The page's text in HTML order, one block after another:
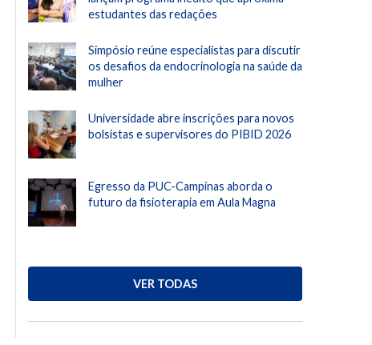
estudantes das redações
Simpósio reúne especialistas para discutir
os desafios da endocrinologia na saúde da
mulher
Universidade abre inscrições para novos
bolsistas e supervisores do PIBID 2026
Egresso da PUC-Campinas aborda o
futuro da fisioterapia em Aula Magna
VER TODAS